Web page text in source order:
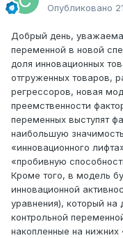
Опубликовано
Добрый день,
переменной в новой
доля инновационных
отгруженных товаров,
регрессоров, новая
преемственности
переменных выступят
наибольшую
«инновационного
«пробивную
Кроме того, в модель
инновационной
уравнения), который на
контрольной
накопленные на